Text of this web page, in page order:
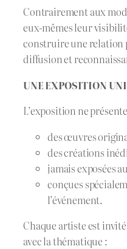
Contrairement aux
eux-mêmes leur
construire une relation
diffusion et
UNE EXPOSITION
L’exposition ne
des œuvres
des créations
jamais exposées
conçues
l’événement.
Chaque artiste est
avec la thématique :